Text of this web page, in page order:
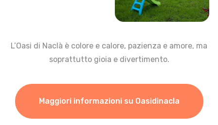
L’Oasi di Naclà è colore e calore, pazienza e amore, ma
soprattutto gioia e divertimento.
Maggiori informazioni su Oasidinacla